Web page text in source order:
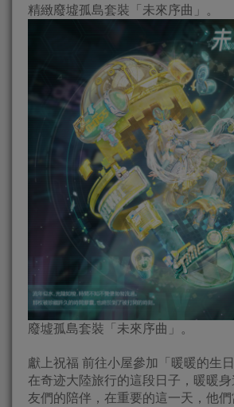
精緻廢墟孤島套裝「未來序曲」。
廢墟孤島套裝「未來序曲」。
獻上祝福 前往小屋參加「暖暖的生日
在奇迹大陸旅行的這段日子，暖暖
友們的陪伴，在重要的這一天，他們